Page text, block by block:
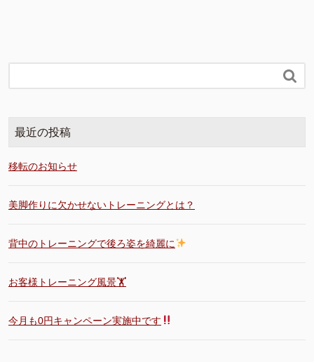

最近の投稿
移転のお知らせ
美脚作りに欠かせないトレーニングとは？
背中のトレーニングで後ろ姿を綺麗に
お客様トレーニング風景🏋️
今月も0円キャンペーン実施中です